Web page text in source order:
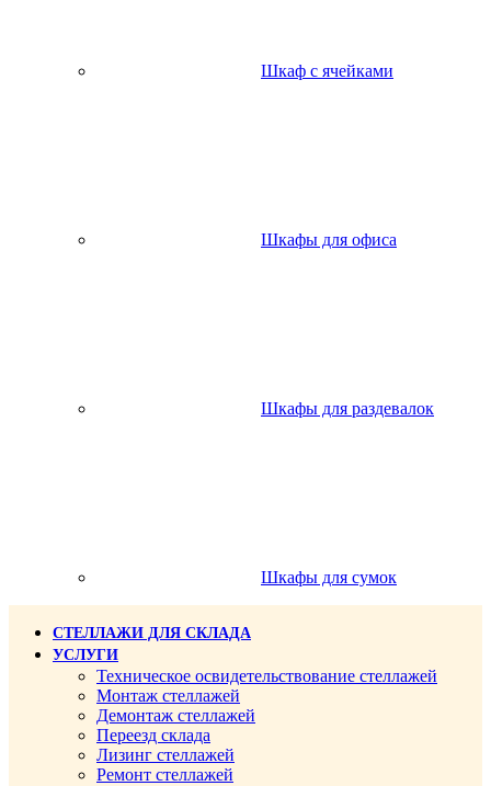
Шкаф с ячейками
Шкафы для офиса
Шкафы для раздевалок
Шкафы для сумок
СТЕЛЛАЖИ ДЛЯ СКЛАДА
УСЛУГИ
Техническое освидетельствование стеллажей
Монтаж стеллажей
Демонтаж стеллажей
Переезд склада
Лизинг стеллажей
Ремонт стеллажей